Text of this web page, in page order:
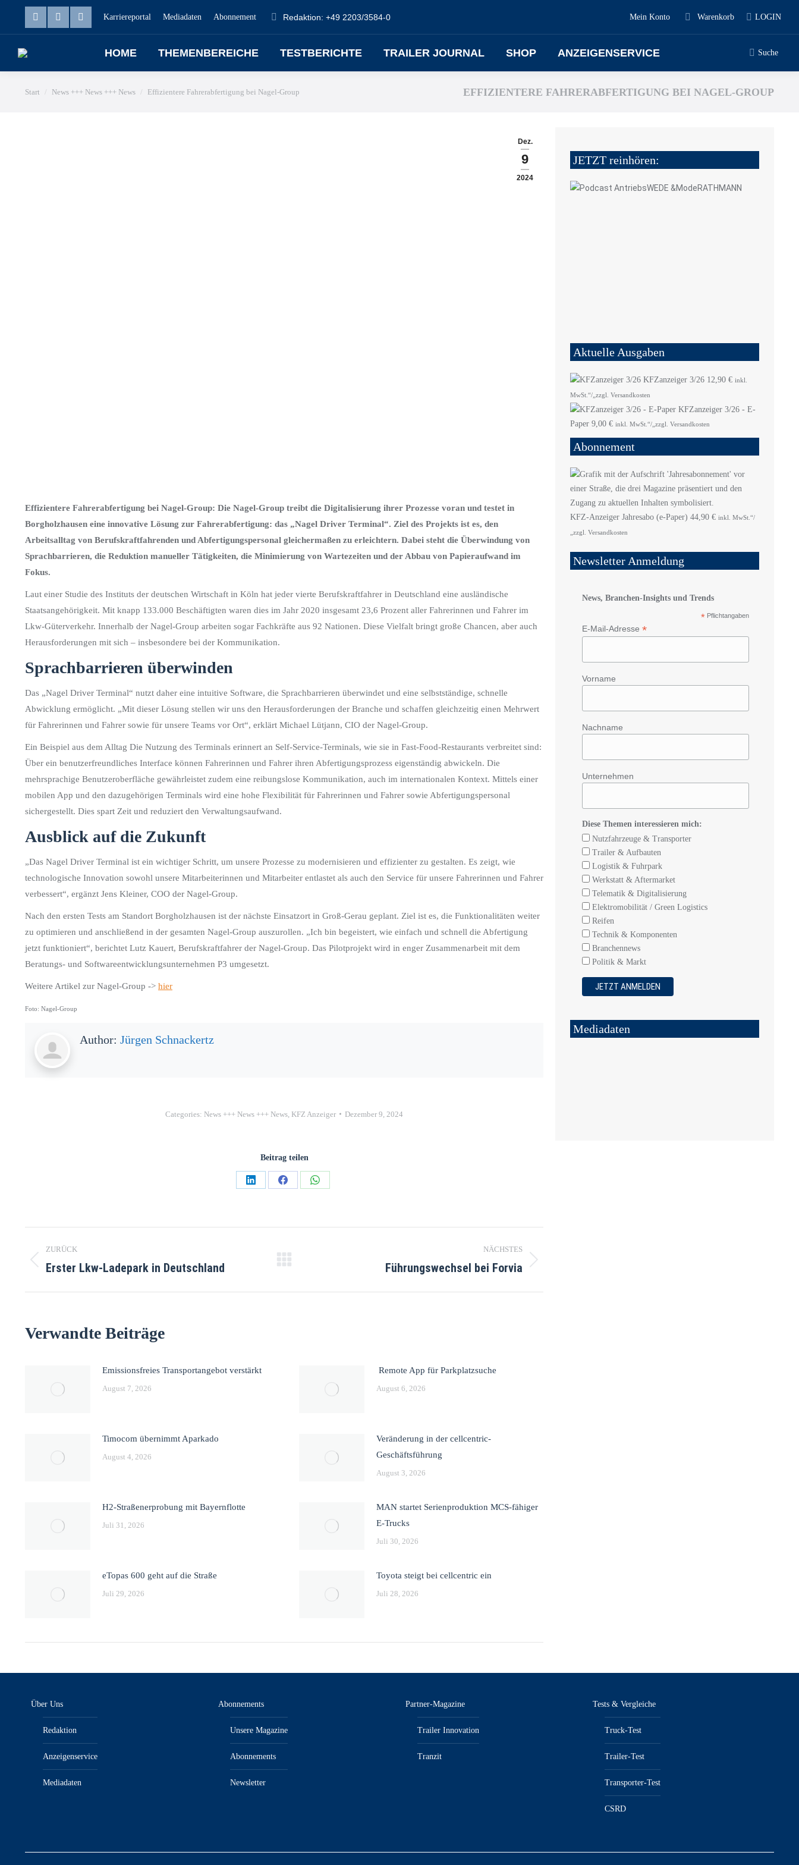
Karriereportal Mediadaten Abonnement Redaktion: +49 2203/3584-0 Mein Konto Warenkorb LOGIN
HOME THEMENBEREICHE TESTBERICHTE TRAILER JOURNAL SHOP ANZEIGENSERVICE Suche
Sie befinden sich hier:
Start News +++ News +++ News Effizientere Fahrerabfertigung bei Nagel-Group EFFIZIENTERE FAHRERABFERTIGUNG BEI NAGEL-GROUP
Dez.
9
2024
Effizientere Fahrerabfertigung bei Nagel-Group: Die Nagel-Group treibt die Digitalisierung ihrer Prozesse voran und testet in
Borgholzhausen eine innovative Lösung zur Fahrerabfertigung: das „Nagel Driver Terminal“. Ziel des Projekts ist es, den
Arbeitsalltag von Berufskraftfahrenden und Abfertigungspersonal gleichermaßen zu erleichtern. Dabei steht die Überwindung von
Sprachbarrieren, die Reduktion manueller Tätigkeiten, die Minimierung von Wartezeiten und der Abbau von Papieraufwand im
Fokus.
Laut einer Studie des Instituts der deutschen Wirtschaft in Köln hat jeder vierte Berufskraftfahrer in Deutschland eine ausländische
Staatsangehörigkeit. Mit knapp 133.000 Beschäftigten waren dies im Jahr 2020 insgesamt 23,6 Prozent aller Fahrerinnen und Fahrer im
Lkw-Güterverkehr. Innerhalb der Nagel-Group arbeiten sogar Fachkräfte aus 92 Nationen. Diese Vielfalt bringt große Chancen, aber auch
Herausforderungen mit sich – insbesondere bei der Kommunikation.
Sprachbarrieren überwinden
Das „Nagel Driver Terminal“ nutzt daher eine intuitive Software, die Sprachbarrieren überwindet und eine selbstständige, schnelle
Abwicklung ermöglicht. „Mit dieser Lösung stellen wir uns den Herausforderungen der Branche und schaffen gleichzeitig einen Mehrwert
für Fahrerinnen und Fahrer sowie für unsere Teams vor Ort“, erklärt Michael Lütjann, CIO der Nagel-Group.
Ein Beispiel aus dem Alltag Die Nutzung des Terminals erinnert an Self-Service-Terminals, wie sie in Fast-Food-Restaurants verbreitet sind:
Über ein benutzerfreundliches Interface können Fahrerinnen und Fahrer ihren Abfertigungsprozess eigenständig abwickeln. Die
mehrsprachige Benutzeroberfläche gewährleistet zudem eine reibungslose Kommunikation, auch im internationalen Kontext. Mittels einer
mobilen App und den dazugehörigen Terminals wird eine hohe Flexibilität für Fahrerinnen und Fahrer sowie Abfertigungspersonal
sichergestellt. Dies spart Zeit und reduziert den Verwaltungsaufwand.
Ausblick auf die Zukunft
„Das Nagel Driver Terminal ist ein wichtiger Schritt, um unsere Prozesse zu modernisieren und effizienter zu gestalten. Es zeigt, wie
technologische Innovation sowohl unsere Mitarbeiterinnen und Mitarbeiter entlastet als auch den Service für unsere Fahrerinnen und Fahrer
verbessert“, ergänzt Jens Kleiner, COO der Nagel-Group.
Nach den ersten Tests am Standort Borgholzhausen ist der nächste Einsatzort in Groß-Gerau geplant. Ziel ist es, die Funktionalitäten weiter
zu optimieren und anschließend in der gesamten Nagel-Group auszurollen. „Ich bin begeistert, wie einfach und schnell die Abfertigung
jetzt funktioniert“, berichtet Lutz Kauert, Berufskraftfahrer der Nagel-Group. Das Pilotprojekt wird in enger Zusammenarbeit mit dem
Beratungs- und Softwareentwicklungsunternehmen P3 umgesetzt.
Weitere Artikel zur Nagel-Group -> hier
Foto: Nagel-Group
Author: Jürgen Schnackertz
Categories: News +++ News +++ News KFZ Anzeiger Dezember 9, 2024
Beitrag teilen
ZURÜCK
Erster Lkw-Ladepark in Deutschland
NÄCHSTES
Führungswechsel bei Forvia
Verwandte Beiträge
Emissionsfreies Transportangebot verstärkt
August 7, 2026
Remote App für Parkplatzsuche
August 6, 2026
Timocom übernimmt Aparkado
August 4, 2026
Veränderung in der cellcentric-
Geschäftsführung
August 3, 2026
H2-Straßenerprobung mit Bayernflotte
Juli 31, 2026
MAN startet Serienproduktion MCS-fähiger
E-Trucks
Juli 30, 2026
eTopas 600 geht auf die Straße
Juli 29, 2026
Toyota steigt bei cellcentric ein
Juli 28, 2026
JETZT reinhören:
Aktuelle Ausgaben
KFZanzeiger 3/26 12,90 € inkl.
MwSt.“/„zzgl. Versandkosten
KFZanzeiger 3/26 - E-
Paper 9,00 € inkl. MwSt.“/„zzgl. Versandkosten
Abonnement
KFZ-Anzeiger Jahresabo (e-Paper) 44,90 € inkl. MwSt.“/
„zzgl. Versandkosten
Newsletter Anmeldung
News, Branchen-Insights und Trends
* Pflichtangaben
E-Mail-Adresse *
Vorname
Nachname
Unternehmen
Diese Themen interessieren mich:
Nutzfahrzeuge & Transporter
Trailer & Aufbauten
Logistik & Fuhrpark
Werkstatt & Aftermarket
Telematik & Digitalisierung
Elektromobilität / Green Logistics
Reifen
Technik & Komponenten
Branchennews
Politik & Markt
Mediadaten
Über Uns
Redaktion
Anzeigenservice
Mediadaten
Abonnements
Unsere Magazine
Abonnements
Newsletter
Partner-Magazine
Trailer Innovation
Tranzit
Tests & Vergleiche
Truck-Test
Trailer-Test
Transporter-Test
CSRD